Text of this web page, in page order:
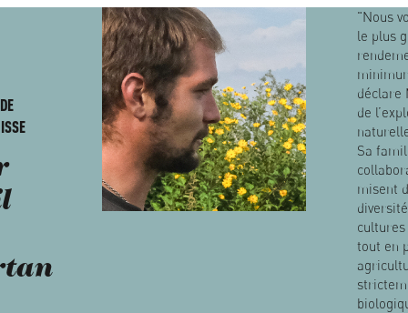
"Nous
le plus
déclare
de
Sa
misent
tout en